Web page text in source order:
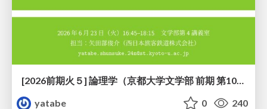
yatabe
0 240